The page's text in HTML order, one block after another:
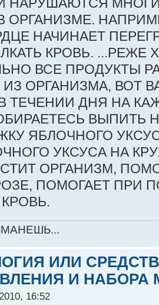
НАРУШАЮТСЯ
ОРГАНИЗМЕ.
НАЧИНАЕТ
КРОВЬ. ...РЕЖЕ
ВСЕ ПРОДУКТЫ
ОРГАНИЗМА, ВОТ
В ТЕЧЕНИИ ДНЯ НА
ВЫПИТЬ
ЯБЛОЧНОГО
УКСУСА НА
ОРГАНИЗМ,
ПОМОГАЕТ ПРИ
ИЛИ
И НАБОРА
16:52